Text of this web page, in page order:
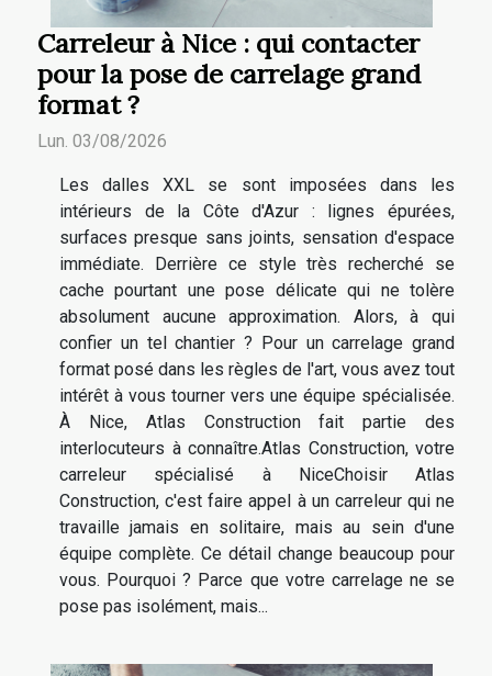
Carreleur à Nice : qui contacter
pour la pose de carrelage grand
format ?
Lun. 03/08/2026
Les dalles XXL se sont imposées dans les
intérieurs de la Côte d'Azur : lignes épurées,
surfaces presque sans joints, sensation d'espace
immédiate. Derrière ce style très recherché se
cache pourtant une pose délicate qui ne tolère
absolument aucune approximation. Alors, à qui
confier un tel chantier ? Pour un carrelage grand
format posé dans les règles de l'art, vous avez tout
intérêt à vous tourner vers une équipe spécialisée.
À Nice, Atlas Construction fait partie des
interlocuteurs à connaître.Atlas Construction, votre
carreleur spécialisé à NiceChoisir Atlas
Construction, c'est faire appel à un carreleur qui ne
travaille jamais en solitaire, mais au sein d'une
équipe complète. Ce détail change beaucoup pour
vous. Pourquoi ? Parce que votre carrelage ne se
pose pas isolément, mais...